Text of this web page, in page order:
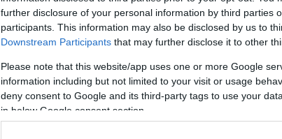
further disclosure of your personal information by third parties
participants. This information may also be disclosed by us to
Downstream Participants that may further disclose it to other
Please note that this website/app uses one or more Google
information including but not limited to your visit or usage
deny consent to Google and its third-party tags to use your
in below Google consent section.